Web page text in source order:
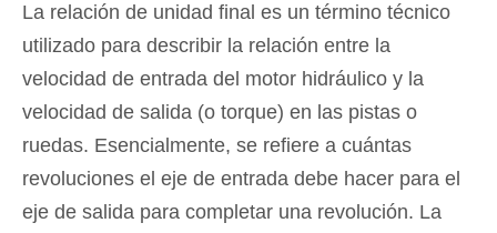
La relación de unidad final es un término técnico
utilizado para describir la relación entre la
velocidad de entrada del motor hidráulico y la
velocidad de salida (o torque) en las pistas o
ruedas. Esencialmente, se refiere a cuántas
revoluciones el eje de entrada debe hacer para el
eje de salida para completar una revolución. La